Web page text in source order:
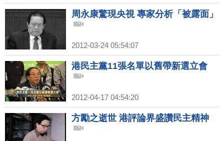
周永康驚現央視 專家分析「被露面」
2012-03-24 05:54:07
港民主黨11張名單以舊帶新選立會
2012-04-17 04:54:20
方勵之逝世 港評論界盛讚民主精神